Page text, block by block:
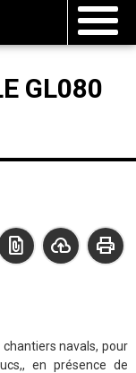
GL080
print
cloud_upload
file_present
navals, pour
en présence de